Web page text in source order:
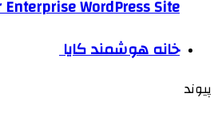
Enterprise WordPress Site
خانه هوشمند کایا
پیوند